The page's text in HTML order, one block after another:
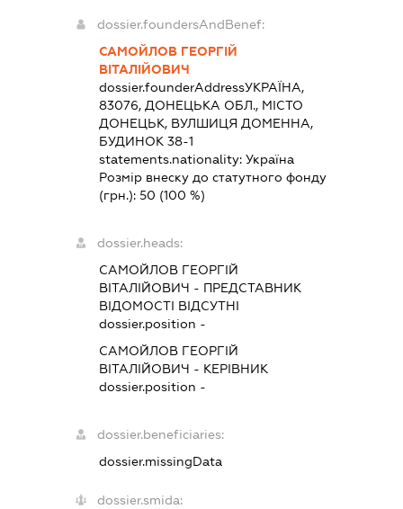
dossier.foundersAndBenef:
САМОЙЛОВ ГЕОРГІЙ
ВІТАЛІЙОВИЧ
dossier.founderAddressУКРАЇНА,
83076, ДОНЕЦЬКА ОБЛ., МІСТО
ДОНЕЦЬК, ВУЛШИЦЯ ДОМЕННА,
БУДИНОК 38-1
statements.nationality: Україна
Розмір внеску до статутного фонду
(грн.): 50 (100 %)
dossier.heads:
САМОЙЛОВ ГЕОРГІЙ
ВІТАЛІЙОВИЧ - ПРЕДСТАВНИК
ВІДОМОСТІ ВІДСУТНІ
dossier.position -
САМОЙЛОВ ГЕОРГІЙ
ВІТАЛІЙОВИЧ - КЕРІВНИК
dossier.position -
dossier.beneficiaries:
dossier.missingData
dossier.smida: